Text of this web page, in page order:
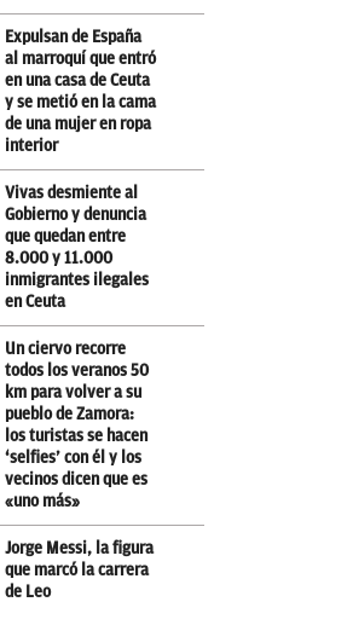
Expulsan de España
al marroquí que entró
en una casa de Ceuta
y se metió en la cama
de una mujer en ropa
interior
Vivas desmiente al
Gobierno y denuncia
que quedan entre
8.000 y 11.000
inmigrantes ilegales
en Ceuta
Un ciervo recorre
todos los veranos 50
km para volver a su
pueblo de Zamora:
los turistas se hacen
‘selfies’ con él y los
vecinos dicen que es
«uno más»
Jorge Messi, la figura
que marcó la carrera
de Leo